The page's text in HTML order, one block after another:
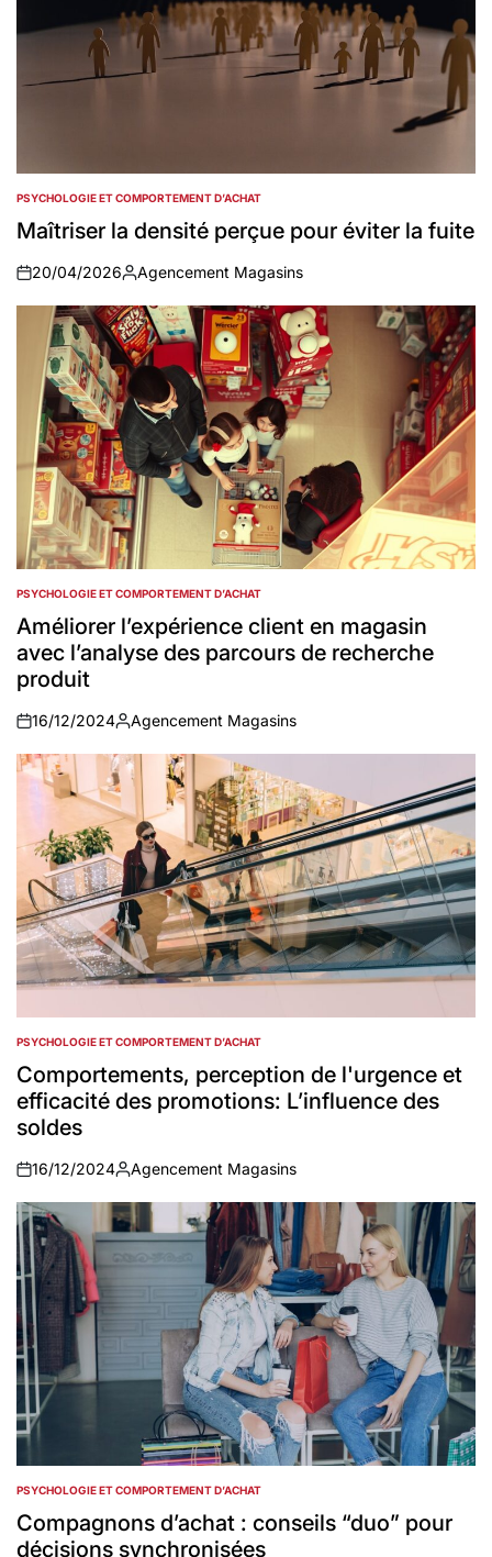
POSTED
IN
PSYCHOLOGIE ET COMPORTEMENT D’ACHAT
Maîtriser la densité perçue pour éviter la fuite
on
20/04/2026
Auteur
Agencement Magasins
POSTED
IN
PSYCHOLOGIE ET COMPORTEMENT D’ACHAT
Améliorer l’expérience client en magasin
avec l’analyse des parcours de recherche
produit
on
16/12/2024
Auteur
Agencement Magasins
POSTED
IN
PSYCHOLOGIE ET COMPORTEMENT D’ACHAT
Comportements, perception de l'urgence et
efficacité des promotions: L’influence des
soldes
on
16/12/2024
Auteur
Agencement Magasins
POSTED
IN
PSYCHOLOGIE ET COMPORTEMENT D’ACHAT
Compagnons d’achat : conseils “duo” pour
décisions synchronisées